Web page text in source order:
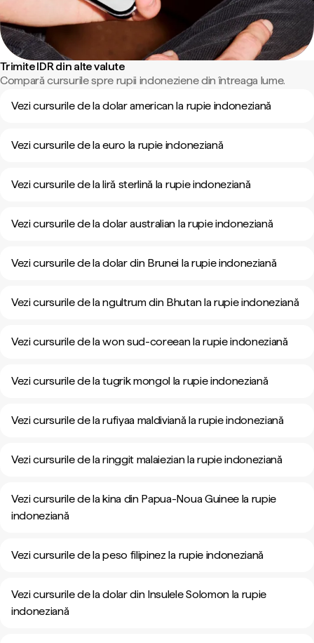
Trimite IDR din alte valute
Compară cursurile spre rupii indoneziene din întreaga lume.
Vezi cursurile de la dolar american la rupie indoneziană
Vezi cursurile de la euro la rupie indoneziană
Vezi cursurile de la liră sterlină la rupie indoneziană
Vezi cursurile de la dolar australian la rupie indoneziană
Vezi cursurile de la dolar din Brunei la rupie indoneziană
Vezi cursurile de la ngultrum din Bhutan la rupie indoneziană
Vezi cursurile de la won sud-coreean la rupie indoneziană
Vezi cursurile de la tugrik mongol la rupie indoneziană
Vezi cursurile de la rufiyaa maldiviană la rupie indoneziană
Vezi cursurile de la ringgit malaiezian la rupie indoneziană
Vezi cursurile de la kina din Papua-Noua Guinee la rupie
indoneziană
Vezi cursurile de la peso filipinez la rupie indoneziană
Vezi cursurile de la dolar din Insulele Solomon la rupie
indoneziană